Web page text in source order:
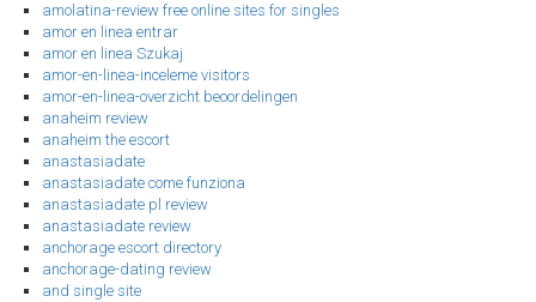
amolatina-review free online sites for singles
amor en linea entrar
amor en linea Szukaj
amor-en-linea-inceleme visitors
amor-en-linea-overzicht beoordelingen
anaheim review
anaheim the escort
anastasiadate
anastasiadate come funziona
anastasiadate pl review
anastasiadate review
anchorage escort directory
anchorage-dating review
and single site